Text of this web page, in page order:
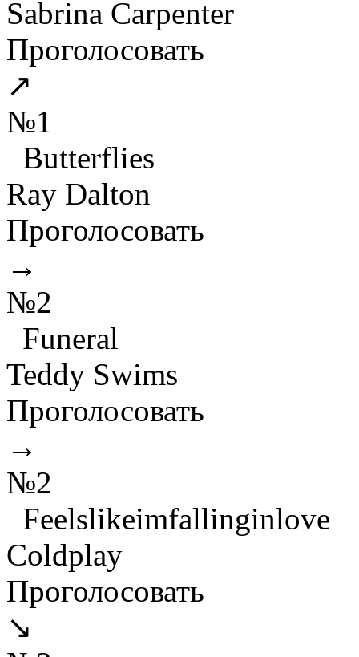
Sabrina Carpenter
Проголосовать
↗
№1
Butterflies
Ray Dalton
Проголосовать
→
№2
Funeral
Teddy Swims
Проголосовать
→
№2
Feelslikeimfallinginlove
Coldplay
Проголосовать
↘